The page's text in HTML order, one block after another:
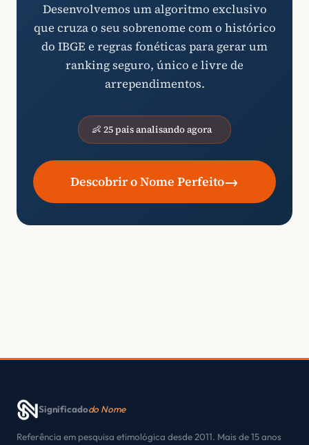
Desenvolvemos um algoritmo exclusivo
que cruza o seu sobrenome com o histórico
do IBGE e regras fonéticas para gerar um
ranking seguro, único e livre de
arrependimentos.
👶 25 pais analisando agora
Descobrir o Nome Perfeito→
Significadodo Nome
Referência em pesquisa etimológica desde 2011. Mais de 15 anos